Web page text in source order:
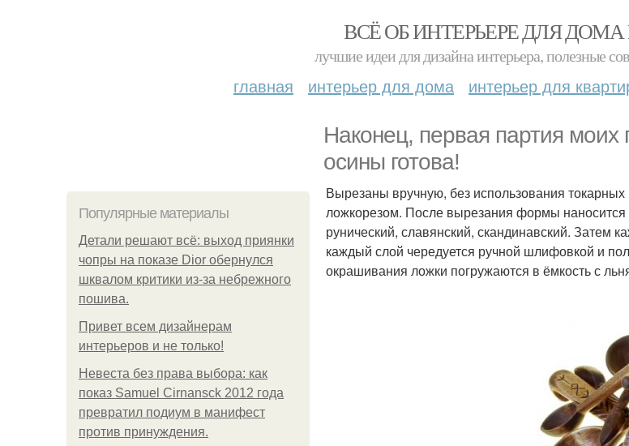
ВСЁ ОБ ИНТЕРЬЕРЕ ДЛЯ
лучшие идеи для дизайна интерьера, полезные
главная интерьер для дома интерьер для
Наконец, первая партия
осины готова!
Популярные материалы
Детали решают всё: выход приянки
чопры на показе Dior обернулся
шквалом критики из-за небрежного
пошива.
Привет всем дизайнерам
интерьеров и не только!
Невеста без права выбора: как
показ Samuel Cirnansck 2012 года
превратил подиум в манифест
против принуждения.
Вырезаны вручную, без использования
ложкорезом. После вырезания формы наносится
рунический, славянский, скандинавский. Затем
каждый слой чередуется ручной шлифовкой и
окрашивания ложки погружаются в ёмкость с